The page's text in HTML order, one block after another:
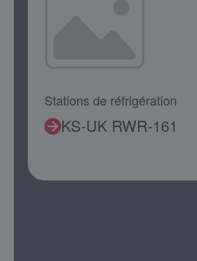
Stations de réfrigération
KS-UK RWR-161